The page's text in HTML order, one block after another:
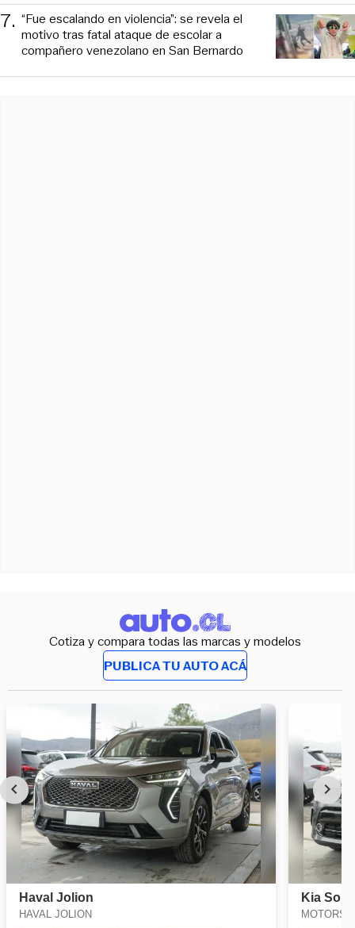
7. “Fue escalando en violencia”: se revela el
motivo tras fatal ataque de escolar a
compañero venezolano en San Bernardo
Cotiza y compara todas las marcas y modelos
PUBLICA TU AUTO ACÁ